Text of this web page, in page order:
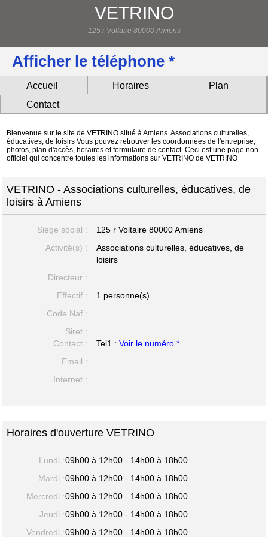
VETRINO
125 r Voltaire 80000 Amiens
Afficher le téléphone *
Accueil Horaires
Plan
Contact
Bienvenue sur le site de VETRINO situé à Amiens. Associations culturelles,
éducatives, de loisirs Vous pouvez retrouver les coordonnées de l'entreprise,
photos, plan d'accès, horaires et formulaire de contact. Ceci est une page non
officiel qui concentre toutes les informations sur VETRINO de VETRINO
VETRINO - Associations culturelles, éducatives, de
loisirs à Amiens
Siege social : 125 r Voltaire80000 Amiens
Activité(s) :
Associations culturelles, éducatives, de
loisirs
Directeur :
Effectif :
1 personne(s)
Code Naf :
Siret :
Contact :
Tel1 :Voir le numéro *
Email :
Internet :
-
Horaires d'ouverture VETRINO
Lundi :09h00 à 12h00 - 14h00 à 18h00
Mardi :09h00 à 12h00 - 14h00 à 18h00
Mercredi :09h00 à 12h00 - 14h00 à 18h00
Jeudi :09h00 à 12h00 - 14h00 à 18h00
Vendredi :09h00 à 12h00 - 14h00 à 18h00